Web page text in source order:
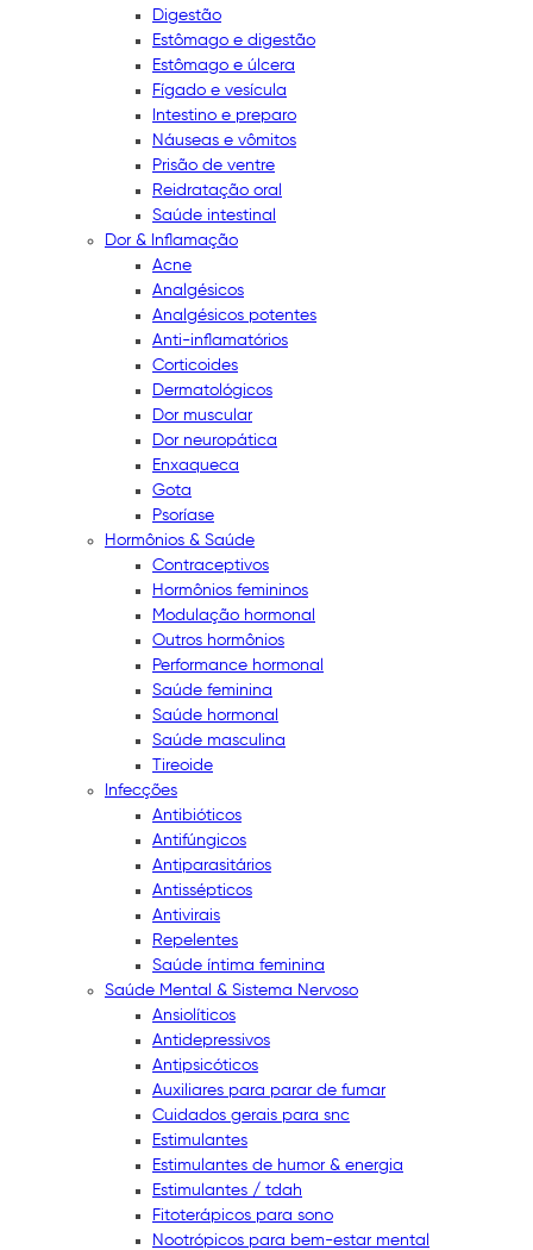
Digestão
Estômago e digestão
Estômago e úlcera
Fígado e vesícula
Intestino e preparo
Náuseas e vômitos
Prisão de ventre
Reidratação oral
Saúde intestinal
Dor & Inflamação
Acne
Analgésicos
Analgésicos potentes
Anti-inflamatórios
Corticoides
Dermatológicos
Dor muscular
Dor neuropática
Enxaqueca
Gota
Psoríase
Hormônios & Saúde
Contraceptivos
Hormônios femininos
Modulação hormonal
Outros hormônios
Performance hormonal
Saúde feminina
Saúde hormonal
Saúde masculina
Tireoide
Infecções
Antibióticos
Antifúngicos
Antiparasitários
Antissépticos
Antivirais
Repelentes
Saúde íntima feminina
Saúde Mental & Sistema Nervoso
Ansiolíticos
Antidepressivos
Antipsicóticos
Auxiliares para parar de fumar
Cuidados gerais para snc
Estimulantes
Estimulantes de humor & energia
Estimulantes / tdah
Fitoterápicos para sono
Nootrópicos para bem-estar mental